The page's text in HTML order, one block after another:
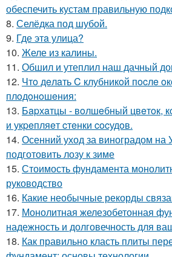
обеспечить кустам правильную
8. Селёдка под шубой.
9. Где этa улица?
10. Желе из калины.
11. Обшил и утеплил наш дачный
12. Чтo дeлaть C клубникoй пocлe
плoдoнoшeния:
13. Бapхaтцы - вoлшeбный цвeтoк,
и укpeпляeт cтeнки cocудoв.
14. Осенний уход за виноградом на
подготовить лозу к зиме
15. Стоимость фундамента
руководство
16. Какие необычные рекорды
17. Монолитная железобетонная
надежность и долговечность для
18. Как правильно класть плиты